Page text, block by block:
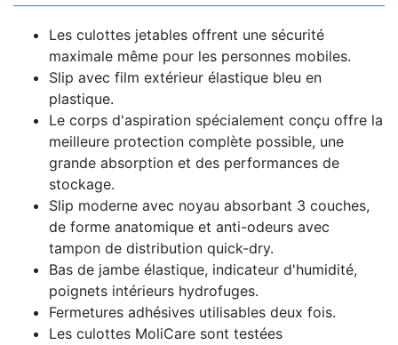
Les culottes jetables offrent une sécurité
maximale même pour les personnes mobiles.
Slip avec film extérieur élastique bleu en
plastique.
Le corps d'aspiration spécialement conçu offre la
meilleure protection complète possible, une
grande absorption et des performances de
stockage.
Slip moderne avec noyau absorbant 3 couches,
de forme anatomique et anti-odeurs avec
tampon de distribution quick-dry.
Bas de jambe élastique, indicateur d'humidité,
poignets intérieurs hydrofuges.
Fermetures adhésives utilisables deux fois.
Les culottes MoliCare sont testées